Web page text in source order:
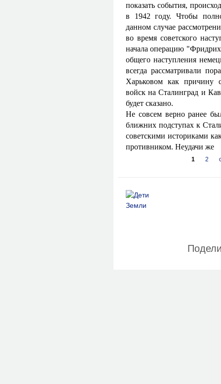
показать события,
в 1942 году. Чтобы
данном случае
во время советского
начала операцию
общего наступления
всегда рассматривали
Харьковом как причину
войск на Сталинград и
будет сказано.
Не совсем верно ранее
ближних подступах к
советскими историками
противником. Неудачи же
1 2